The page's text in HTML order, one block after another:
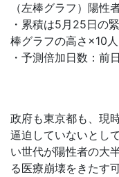
（左棒グラフ）陽性
・累積は5月25日の
棒グラフの高さ×10人
・予測倍加日数：前
政府も東京都も、現
逼迫していないとし
い世代が陽性者の大
る医療崩壊をきたす